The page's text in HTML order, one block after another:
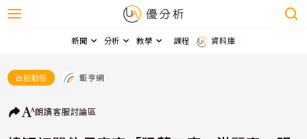
新聞 分析 教學 課程 資料庫
台股動態 鉅亨網
朗讀客服討論區